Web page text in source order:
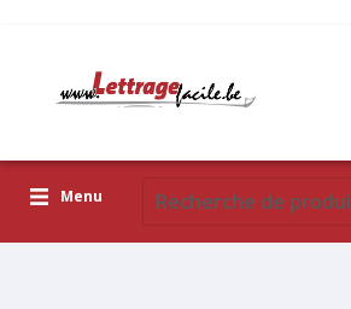
Menu